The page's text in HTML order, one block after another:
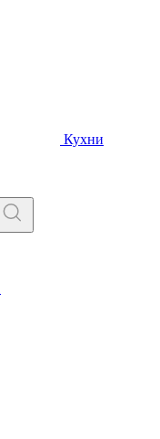
Кухни